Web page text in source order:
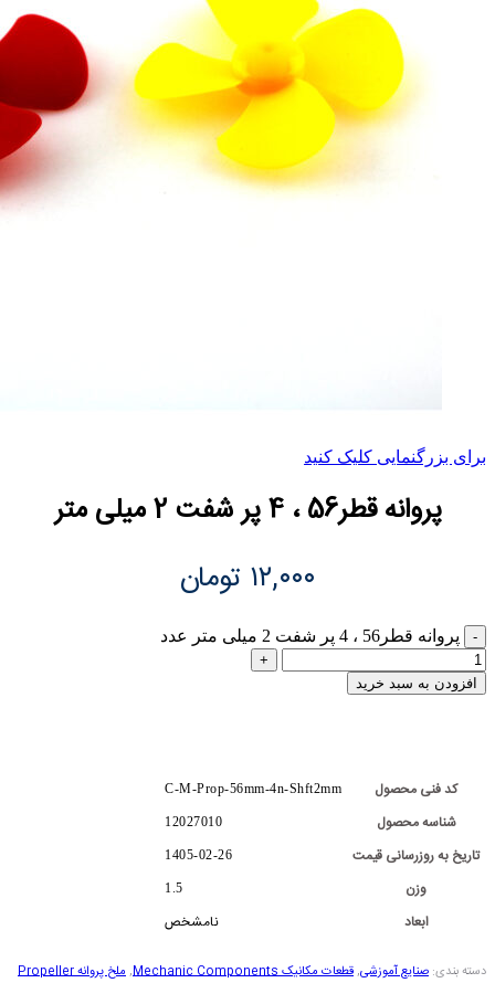
برای بزرگنمایی کلیک کنید
پروانه قطر56 ، 4 پر شفت 2 میلی متر
۱۲,۰۰۰ تومان
پروانه قطر56 ، 4 پر شفت 2 میلی متر عدد
افزودن به سبد خرید
کد فنی محصول C-M-Prop-56mm-4n-Shft2mm
شناسه محصول 12027010
تاریخ به روزرسانی قیمت 1405-02-26
وزن 1.5
ابعاد نامشخص
دسته بندی: صنایع آموزشی,قطعات مکانیک Mechanic Components ,ملخ پروانه Propeller